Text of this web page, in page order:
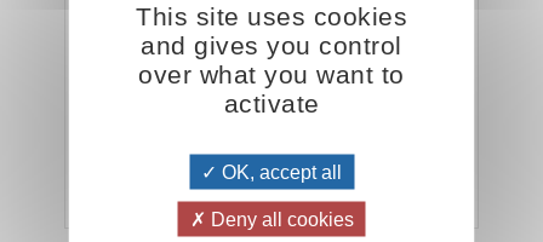
Toute la science, toute la sagesse est là : se
connaître, se retrouver, la fusion du moi
26.00CHF
This site uses cookies
and gives you control
over what you want to
activate
OK, accept all
Deny all cookies